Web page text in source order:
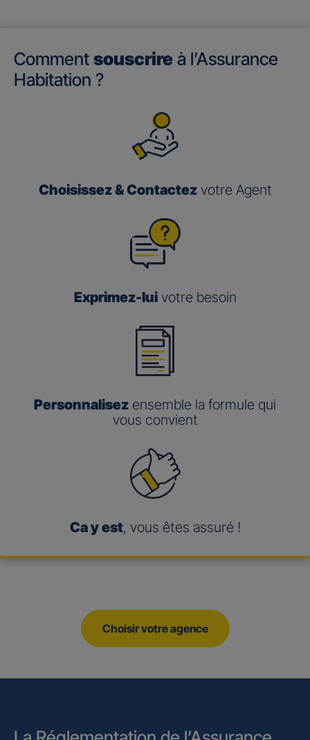
Comment souscrire à l’Assurance
Habitation ?
Choisissez & Contactezvotre Agent
Exprimez-luivotre besoin
Personnalisez ensemble la formule qui
vous convient
Ca y est, vous êtes assuré !
Choisir votre agence